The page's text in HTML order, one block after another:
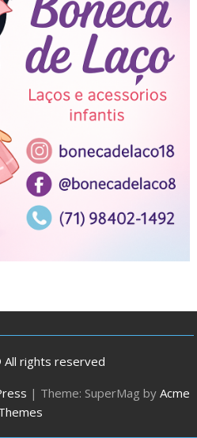
rights reserved
| Theme: SuperMag by Acme